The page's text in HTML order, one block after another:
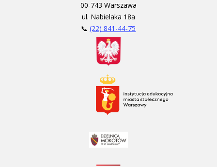
00-743 Warszawa
ul. Nabielaka 18a
📞(22) 841-44-75